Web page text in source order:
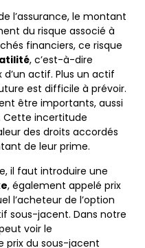
l’assurance, le montant
du risque associé à
financiers, ce risque
, c’est-à-dire
d’un actif. Plus un actif
est difficile à prévoir.
être importants, aussi
Cette incertitude
des droits accordés
de leur prime.
il faut introduire une
, également appelé prix
l’acheteur de l’option
sous-jacent. Dans notre
voir le
prix du sous-jacent